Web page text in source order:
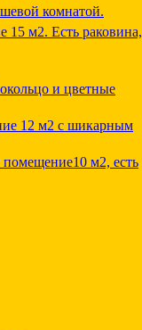
комнатой.
15 м2. Есть раковина,
и цветные
12 м2 с шикарным
помещение10 м2, есть